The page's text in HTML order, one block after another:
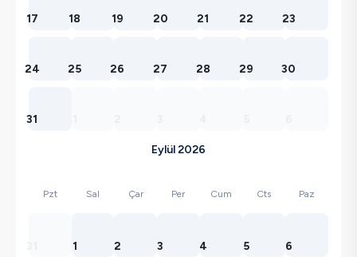
17 18 19 20 21 22 23
24 25 26 27 28 29 30
31
Eylül 2026
Pzt Sal Çar Per Cum Cts Paz
1 2 3 4 5 6